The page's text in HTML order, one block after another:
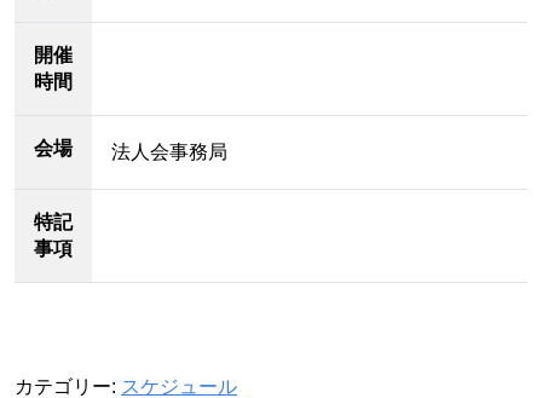
開催
時間
会場 法人会事務局
特記
事項
カテゴリー: スケジュール